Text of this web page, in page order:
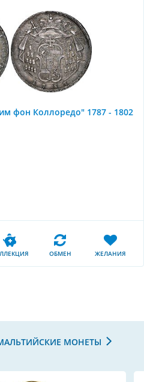
фон Коллоредо" 1787 - 1802
ОБМЕН ЖЕЛАНИЯ
МОНЕТЫ